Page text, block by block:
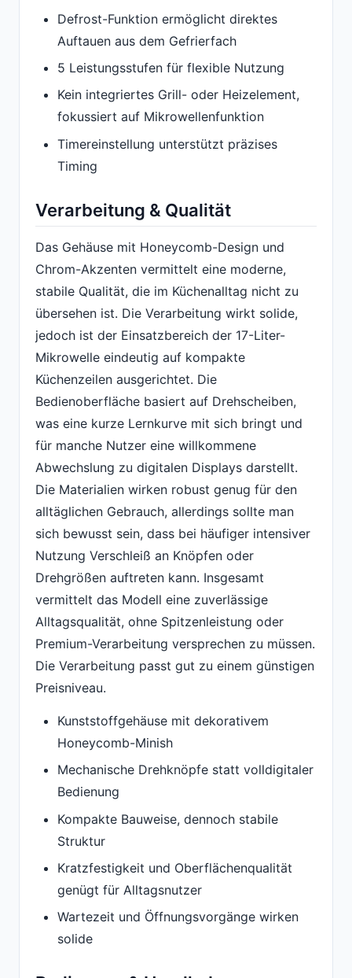
Defrost-Funktion ermöglicht direktes
Auftauen aus dem Gefrierfach
5 Leistungsstufen für flexible Nutzung
Kein integriertes Grill- oder Heizelement,
fokussiert auf Mikrowellenfunktion
Timereinstellung unterstützt präzises
Timing
Verarbeitung & Qualität
Das Gehäuse mit Honeycomb-Design und
Chrom-Akzenten vermittelt eine moderne,
stabile Qualität, die im Küchenalltag nicht zu
übersehen ist. Die Verarbeitung wirkt solide,
jedoch ist der Einsatzbereich der 17-Liter-
Mikrowelle eindeutig auf kompakte
Küchenzeilen ausgerichtet. Die
Bedienoberfläche basiert auf Drehscheiben,
was eine kurze Lernkurve mit sich bringt und
für manche Nutzer eine willkommene
Abwechslung zu digitalen Displays darstellt.
Die Materialien wirken robust genug für den
alltäglichen Gebrauch, allerdings sollte man
sich bewusst sein, dass bei häufiger intensiver
Nutzung Verschleiß an Knöpfen oder
Drehgrößen auftreten kann. Insgesamt
vermittelt das Modell eine zuverlässige
Alltagsqualität, ohne Spitzenleistung oder
Premium-Verarbeitung versprechen zu müssen.
Die Verarbeitung passt gut zu einem günstigen
Preisniveau.
Kunststoffgehäuse mit dekorativem
Honeycomb-Minish
Mechanische Drehknöpfe statt volldigitaler
Bedienung
Kompakte Bauweise, dennoch stabile
Struktur
Kratzfestigkeit und Oberflächenqualität
genügt für Alltagsnutzer
Wartezeit und Öffnungsvorgänge wirken
solide